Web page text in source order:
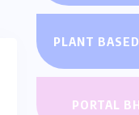
PLANT
PORTAL